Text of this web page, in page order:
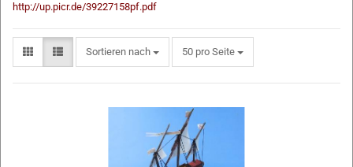
http://up.picr.de/39227158pf.pdf
Sortieren nach 50 pro Seite